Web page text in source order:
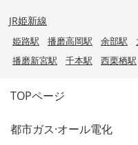
JR姫新線
姫路駅 播磨高岡駅 余部駅
播磨新宮駅
千本駅 西栗栖駅
TOPページ
都市ガス·オール電化